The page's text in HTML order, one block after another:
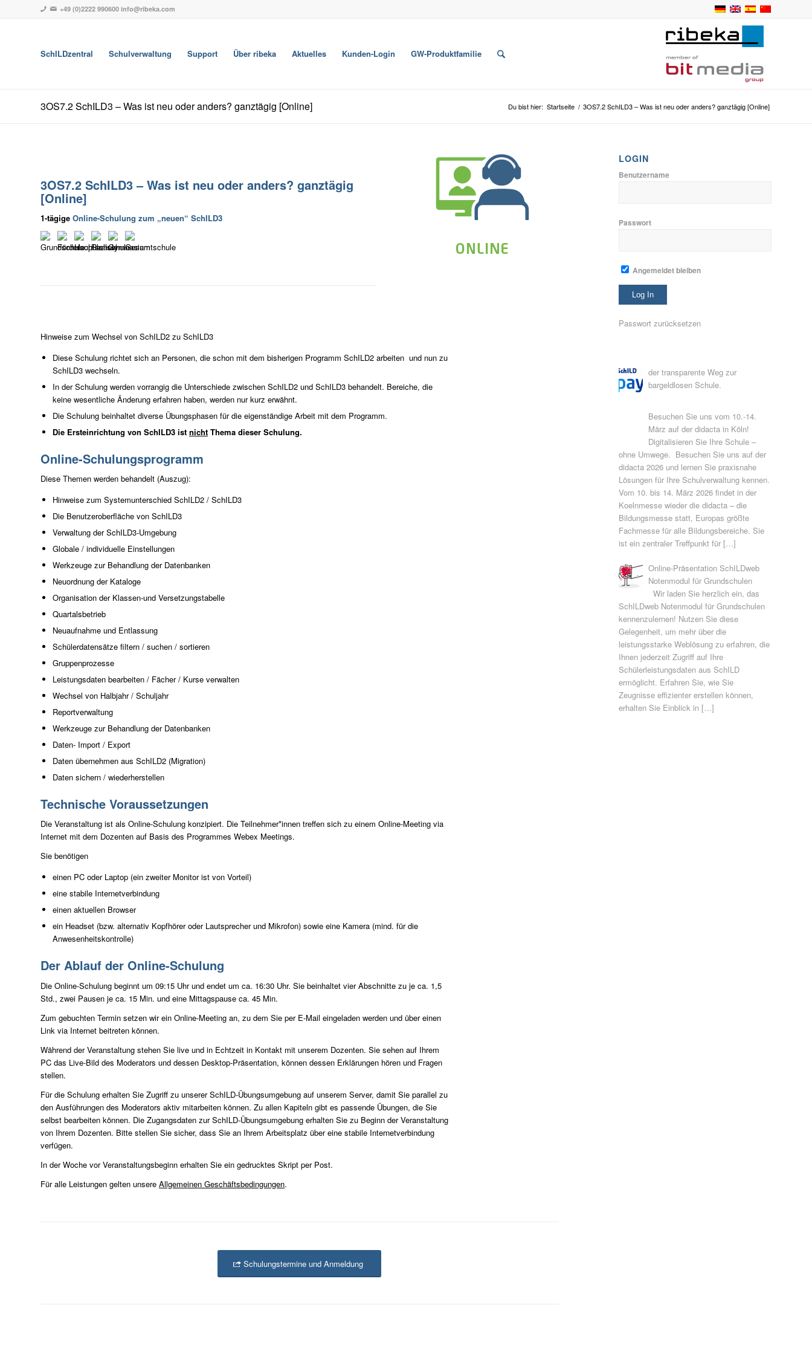
+49 (0)2222 990600 info@ribeka.com
SchILDzentral Schulverwaltung Support Über ribeka Aktuelles Kunden-Login GW-Produktfamilie
3OS7.2 SchILD3 – Was ist neu oder anders? ganztägig [Online] Du bist hier: Startseite / 3OS7.2 SchILD3 – Was ist neu oder anders? ganztägig [Online]
3OS7.2 SchILD3 – Was ist neu oder anders? ganztägig
[Online]
1-tägige Online-Schulung zum „neuen“ SchILD3
Hinweise zum Wechsel von SchILD2 zu SchILD3
Diese Schulung richtet sich an Personen, die schon mit dem bisherigen Programm SchILD2 arbeiten und nun zu
SchILD3 wechseln.
In der Schulung werden vorrangig die Unterschiede zwischen SchILD2 und SchILD3 behandelt. Bereiche, die
keine wesentliche Änderung erfahren haben, werden nur kurz erwähnt.
Die Schulung beinhaltet diverse Übungsphasen für die eigenständige Arbeit mit dem Programm.
Die Ersteinrichtung von SchILD3 ist nicht Thema dieser Schulung.
Online-Schulungsprogramm
Diese Themen werden behandelt (Auszug):
Hinweise zum Systemunterschied SchILD2 / SchILD3
Die Benutzeroberfläche von SchILD3
Verwaltung der SchILD3-Umgebung
Globale / individuelle Einstellungen
Werkzeuge zur Behandlung der Datenbanken
Neuordnung der Kataloge
Organisation der Klassen-und Versetzungstabelle
Quartalsbetrieb
Neuaufnahme und Entlassung
Schülerdatensätze filtern / suchen / sortieren
Gruppenprozesse
Leistungsdaten bearbeiten / Fächer / Kurse verwalten
Wechsel von Halbjahr / Schuljahr
Reportverwaltung
Werkzeuge zur Behandlung der Datenbanken
Daten- Import / Export
Daten übernehmen aus SchILD2 (Migration)
Daten sichern / wiederherstellen
Technische Voraussetzungen
Die Veranstaltung ist als Online-Schulung konzipiert. Die Teilnehmer*innen treffen sich zu einem Online-Meeting via
Internet mit dem Dozenten auf Basis des Programmes Webex Meetings.
Sie benötigen
einen PC oder Laptop (ein zweiter Monitor ist von Vorteil)
eine stabile Internetverbindung
einen aktuellen Browser
ein Headset (bzw. alternativ Kopfhörer oder Lautsprecher und Mikrofon) sowie eine Kamera (mind. für die
Anwesenheitskontrolle)
Der Ablauf der Online-Schulung
Die Online-Schulung beginnt um 09:15 Uhr und endet um ca. 16:30 Uhr. Sie beinhaltet vier Abschnitte zu je ca. 1,5
Std., zwei Pausen je ca. 15 Min. und eine Mittagspause ca. 45 Min.
Zum gebuchten Termin setzen wir ein Online-Meeting an, zu dem Sie per E-Mail eingeladen werden und über einen
Link via Internet beitreten können.
Während der Veranstaltung stehen Sie live und in Echtzeit in Kontakt mit unserem Dozenten. Sie sehen auf Ihrem
PC das Live-Bild des Moderators und dessen Desktop-Präsentation, können dessen Erklärungen hören und Fragen
stellen.
Für die Schulung erhalten Sie Zugriff zu unserer SchILD-Übungsumgebung auf unserem Server, damit Sie parallel zu
den Ausführungen des Moderators aktiv mitarbeiten können. Zu allen Kapiteln gibt es passende Übungen, die Sie
selbst bearbeiten können. Die Zugangsdaten zur SchILD-Übungsumgebung erhalten Sie zu Beginn der Veranstaltung
von Ihrem Dozenten. Bitte stellen Sie sicher, dass Sie an Ihrem Arbeitsplatz über eine stabile Internetverbindung
verfügen.
In der Woche vor Veranstaltungsbeginn erhalten Sie ein gedrucktes Skript per Post.
Für alle Leistungen gelten unsere Allgemeinen Geschäftsbedingungen.
Schulungstermine und Anmeldung
LOGIN
Benutzername
Passwort
Angemeldet bleiben
Passwort zurücksetzen
der transparente Weg zur
bargeldlosen Schule.
Besuchen Sie uns vom 10.-14.
März auf der didacta in Köln!
Digitalisieren Sie Ihre Schule –
ohne Umwege. Besuchen Sie uns auf der
didacta 2026 und lernen Sie praxisnahe
Lösungen für Ihre Schulverwaltung kennen.
Vom 10. bis 14. März 2026 findet in der
Koelnmesse wieder die didacta – die
Bildungsmesse statt, Europas größte
Fachmesse für alle Bildungsbereiche. Sie
ist ein zentraler Treffpunkt für […]
Online-Präsentation SchILDweb
Notenmodul für Grundschulen
Wir laden Sie herzlich ein, das
SchILDweb Notenmodul für Grundschulen
kennenzulernen! Nutzen Sie diese
Gelegenheit, um mehr über die
leistungsstarke Weblösung zu erfahren, die
Ihnen jederzeit Zugriff auf Ihre
Schülerleistungsdaten aus SchILD
ermöglicht. Erfahren Sie, wie Sie
Zeugnisse effizienter erstellen können,
erhalten Sie Einblick in […]